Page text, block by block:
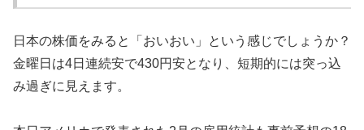
日本の株価をみると「おいおい」という感じでしょうか？
金曜日は4日連続安で430円安となり、短期的には突っ込
み過ぎに見えます。